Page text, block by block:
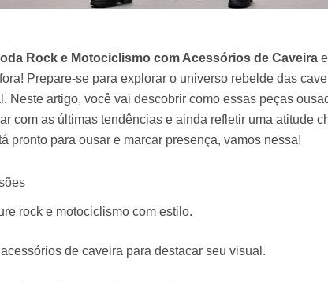
Rock e Motociclismo com Acessórios de Caveira
Prepare-se para explorar o universo rebelde das
Neste artigo, você vai descobrir como essas peças
com as últimas tendências e ainda refletir uma atitude
pronto para ousar e marcar presença, vamos nessa!
rock e motociclismo com estilo.
de caveira para destacar seu visual.